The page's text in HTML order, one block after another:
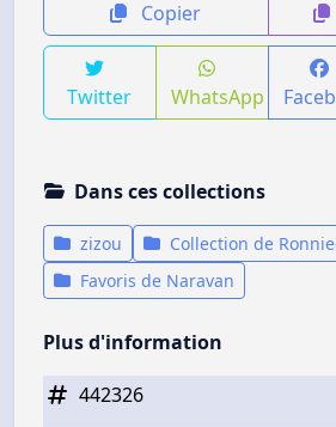
Copier
Twitter WhatsApp
Dans ces collections
zizou
Collection de
Favoris de Naravan
Plus d'information
442326